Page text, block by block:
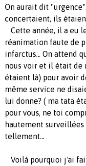
On aurait dit
concertaient, ils
Cette année, il a eu
réanimation faute de
infarctus... On attend
nous voir et il était de
étaient là) pour avoir
même service ne
lui donne? ( ma tata
pour vous, ne toi
hautement surveillées
tellement...
Voilà pourquoi j'ai